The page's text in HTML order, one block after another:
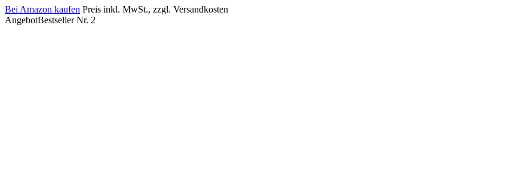
Bei Amazon kaufen Preis inkl. MwSt., zzgl. Versandkosten
AngebotBestseller Nr. 2